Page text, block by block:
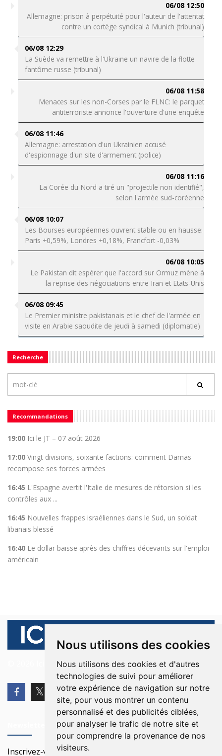
Nous utilisons des cookies
Nous utilisons des cookies et d'autres
technologies de suivi pour améliorer
votre expérience de navigation sur notre
site, pour vous montrer un contenu
personnalisé et des publicités ciblées,
pour analyser le trafic de notre site et
pour comprendre la provenance de nos
visiteurs.
06/08 12:50
Allemagne: prison à perpétuité pour l'auteur de l'attentat
contre un cortège syndical à Munich (tribunal)
06/08 12:29
La Suède va remettre à l'Ukraine un navire de la flotte
fantôme russe (tribunal)
06/08 11:58
Menaces sur les non-Corses par le FLNC: le parquet
antiterroriste annonce l'ouverture d'une enquête
06/08 11:46
Allemagne: arrestation d'un Ukrainien accusé
d'espionnage d'un site d'armement (police)
06/08 11:16
La Corée du Nord a tiré un "projectile non identifié",
selon l'armée sud-coréenne
06/08 10:07
Les Bourses européennes ouvrent stable ou en hausse:
Paris +0,59%, Londres +0,18%, Francfort -0,03%
06/08 10:05
Le Pakistan dit espérer que l'accord sur Ormuz mène à
la reprise des négociations entre Iran et Etats-Unis
06/08 09:45
Le Premier ministre pakistanais et le chef de l'armée en
visite en Arabie saoudite de jeudi à samedi (diplomatie)
Recherche
Recommandations
19:00 Ici le JT – 07 août 2026
17:00 Vingt divisions, soixante factions: comment Damas
recompose ses forces armées
16:45 L'Espagne avertit l'Italie de mesures de rétorsion si les
contrôles aux ...
16:45 Nouvelles frappes israéliennes dans le Sud, un soldat
libanais blessé
16:40 Le dollar baisse après des chiffres décevants sur l'emploi
américain
© 2026 Ici Beyrouth. Tous les droits sont réservés.
Inscrivez-vous à notre Newsletter